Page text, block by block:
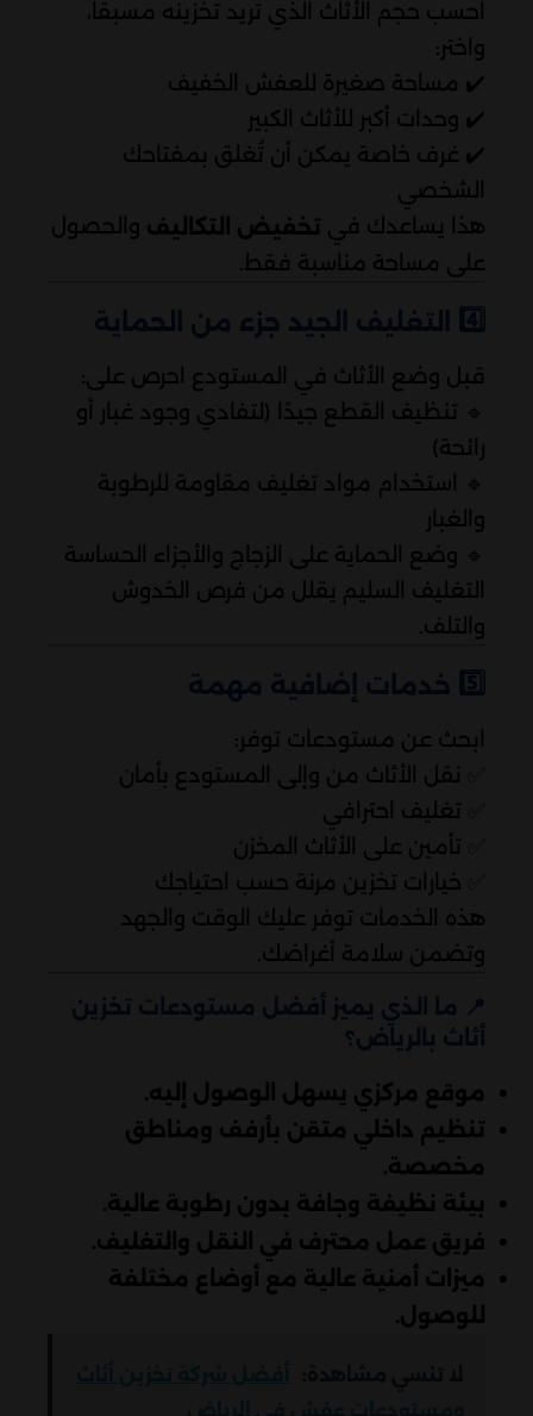
احسب حجم الأثاث الذي تريد تخزينه مسبقًا،
واختر:
✔️ مساحة صغيرة للعفش الخفيف
✔️ وحدات أكبر للأثاث الكبير
✔️ غرف خاصة يمكن أن تُغلق بمفتاحك
الشخصي
هذا يساعدك في تخفيض التكاليف والحصول
على مساحة مناسبة فقط.
4️⃣ التغليف الجيد جزء من الحماية
قبل وضع الأثاث في المستودع احرص على:
🔹 تنظيف القطع جيدًا (لتفادي وجود غبار أو
رائحة)
🔹 استخدام مواد تغليف مقاومة للرطوبة
والغبار
🔹 وضع الحماية على الزجاج والأجزاء الحساسة
التغليف السليم يقلل من فرص الخدوش
والتلف.
5️⃣ خدمات إضافية مهمة
ابحث عن مستودعات توفر:
✅ نقل الأثاث من وإلى المستودع بأمان
✅ تغليف احترافي
✅ تأمين على الأثاث المخزن
✅ خيارات تخزين مرنة حسب احتياجك
هذه الخدمات توفر عليك الوقت والجهد
وتضمن سلامة أغراضك.
📍 ما الذي يميز أفضل مستودعات تخزين
أثاث بالرياض؟
موقع مركزي يسهل الوصول إليه.
تنظيم داخلي متقن بأرفف ومناطق
مخصصة.
بيئة نظيفة وجافة بدون رطوبة عالية.
فريق عمل محترف في النقل والتغليف.
ميزات أمنية عالية مع أوضاع مختلفة
للوصول.